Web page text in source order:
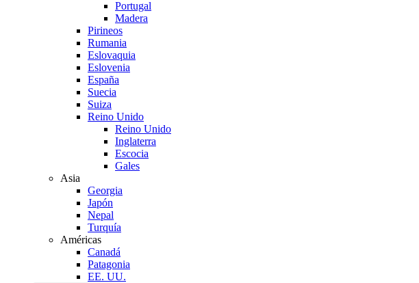
Portugal
Madera
Pirineos
Rumania
Eslovaquia
Eslovenia
España
Suecia
Suiza
Reino Unido
Reino Unido
Inglaterra
Escocia
Gales
Asia
Georgia
Japón
Nepal
Turquía
Américas
Canadá
Patagonia
EE. UU.